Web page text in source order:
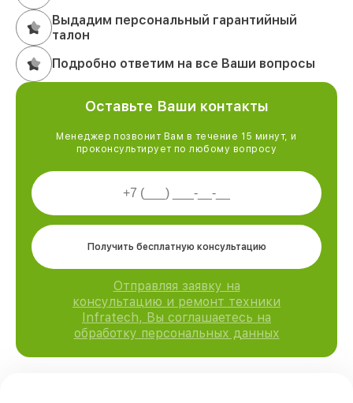
Выдадим персональный гарантийный
талон
Подробно ответим на все Ваши вопросы
Оставьте Ваши контакты
Менеджер позвонит Вам в течение 15 минут, и
проконсультирует по любому вопросу
Получить бесплатную консультацию
Отправляя заявку на
консультацию и ремонт техники
Infratech, Вы соглашаетесь на
обработку персональных данных